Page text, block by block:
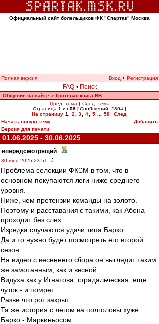
Официальный сайт болельщиков ФК "Спартак" Москва
Полная версия Вход • Регистрация
FAQ • Поиск
Общение на сайте » Гостевая книга ВВ
Пред. тема | След. тема
Страница 1 из 58 [ Сообщений: 2864 ]
На страницу 1 2 3 4 5 58
След.
Начать новую тему
Добавить
Версия для печати
01.06.2025 - 30.06.2025
впередсмотрящий -
30 июн 2025 23:51
Проблема селекции ФКСМ в том, что в
основном покупаются леги ниже среднего
уровня.
Ниже, чем претензии команды на золото.
Поэтому и расставания с такими, как Абена
проходит без слез.
Изредка случаются удачи типа Барко.
Да и то нужно будет посмотреть его второй
сезон.
На видео с весеннего сбора он выглядит таким
же замотанным, как и весной.
Видуха как у Игнатова, страдальческая, еще
чуток - и помрет.
Разве что рот закрыт.
Та же история с легом на полголовы хуже
Барко - Маркиньосом.